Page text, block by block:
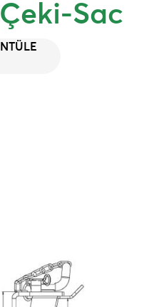
Sac